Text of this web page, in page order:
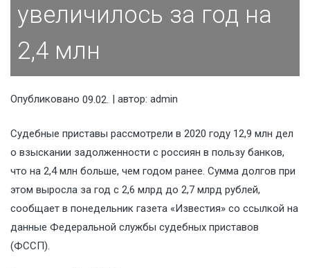
увеличилось за год на
2,4 млн
Опубликовано 09.02.2021| автор: admin
Судебные приставы рассмотрели в 2020 году 12,9 млн дел
о взыскании задолженности с россиян в пользу банков,
что на 2,4 млн больше, чем годом ранее. Сумма долгов при
этом выросла за год с 2,6 млрд до 2,7 млрд рублей,
сообщает в понедельник газета «Известия» со ссылкой на
данные Федеральной службы судебных приставов
(ФССП).